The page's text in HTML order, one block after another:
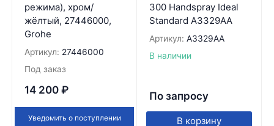
режима), хром/
жёлтый, 27446000,
Grohe
Артикул: 27446000
Под заказ
14 200 ₽
Уведомить о поступлении
300 Handspray Ideal
Standard A3329АА
Артикул: A3329АА
В наличии
По запросу
В корзину